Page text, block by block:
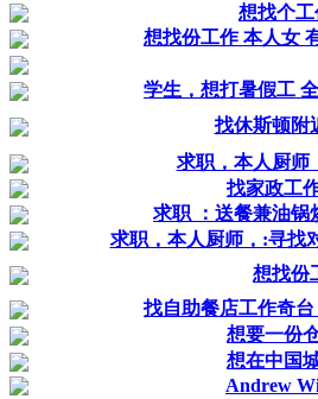
想找个
想找份工作 本人女
学生，想打暑假工
找休斯顿附
求职，本人厨师
找家政工
求职 ：送餐兼油锅
求职，本人厨师，:寻找
想找份
找自助餐店工作奇台
想要一份
想在中国
Andrew